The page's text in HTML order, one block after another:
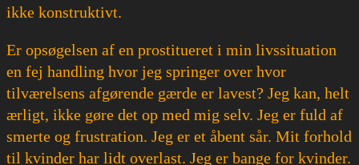
ikke konstruktivt.
Er opsøgelsen af en prostitueret i min livssituation
en fej handling hvor jeg springer over hvor
tilværelsens afgørende gærde er lavest? Jeg kan, helt
ærligt, ikke gøre det op med mig selv. Jeg er fuld af
smerte og frustration. Jeg er et åbent sår. Mit forhold
til kvinder har lidt overlast. Jeg er bange for kvinder.